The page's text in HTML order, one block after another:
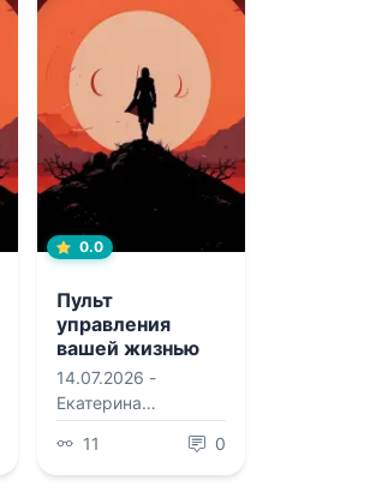
0.0
Пульт
управления
вашей жизнью
14.07.2026 -
Екатерина
Валерьевна
Мириманова
11 0